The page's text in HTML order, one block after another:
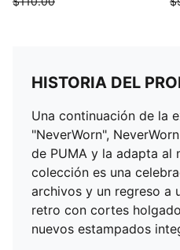
HISTORIA DEL
Una continuación de la
"NeverWorn",
de PUMA y la adapta al
colección es una
archivos y un regreso a
retro con cortes
nuevos estampados